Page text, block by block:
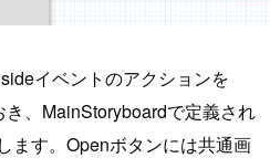
イベントのアクションを
、MainStoryboardで定義され
ます。Openボタンには共通画